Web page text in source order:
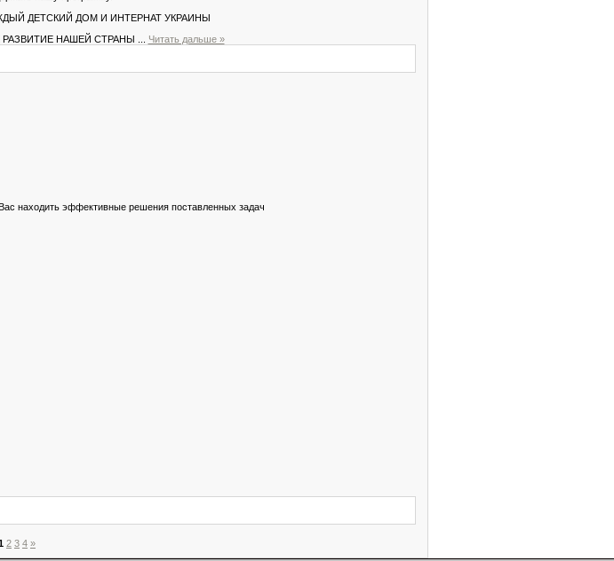
ДЕТСКИЙ ДОМ И ИНТЕРНАТ УКРАИНЫ
РАЗВИТИЕ НАШЕЙ СТРАНЫ
Читать дальше »
находить эффективные решения поставленных задач
2 3 4 »